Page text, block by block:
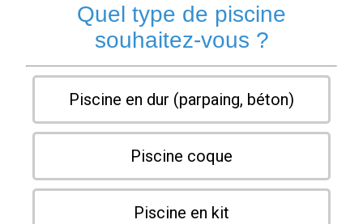
Quel type de piscine
souhaitez-vous ?
Piscine en dur (parpaing, béton)
Piscine coque
Piscine en kit